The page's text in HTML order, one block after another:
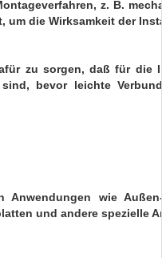
z. B.
um die Wirksamkeit der
zu sorgen, daß für die
bevor leichte
wie
und andere spezielle